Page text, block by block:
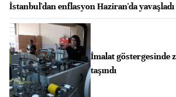
İstanbul'dan enflasyon Haziran'da yavaşladı
İmalat göstergesinde
taşındı